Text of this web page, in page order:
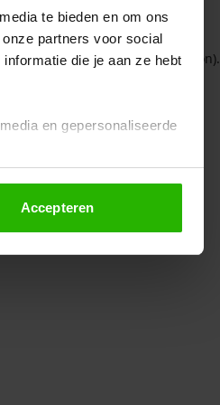
te bieden en om ons
partners voor social
die je aan ze hebt
en gepersonaliseerde
altijd wijzigen of
Accepteren
console for more information).